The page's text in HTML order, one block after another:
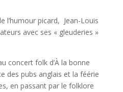
l’humour picard, Jean-Louis
avec ses « gleuderies »
concert folk d’À la bonne
des pubs anglais et la féérie
en passant par le folklore